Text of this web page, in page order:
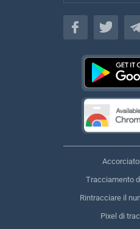
Italiano
Tracciamento
Rintracciare il
Pixel di